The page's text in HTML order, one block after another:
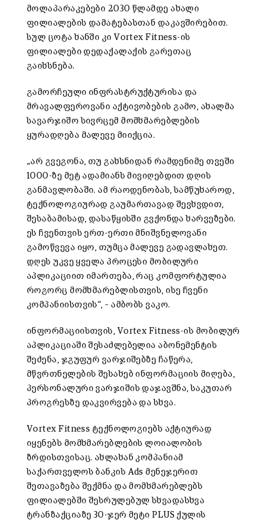
მოლაპარაკებები 2030 წლამდე ახალი
ფილიალების დამატებასთან დაკავშირებით.
სულ ცოტა ხანში კი Vortex Fitness-ის
ფილიალები დედაქალაქის გარეთაც
გაიხსნება.
გამორჩეული ინფრასტრუქტურისა და
მრავალფეროვანი აქტივობების გამო, ახალმა
სავარჯიშო სივრცემ მომხმარებლების
ყურადღება მალევე მიიქცია.
„არ გვეგონა, თუ გახსნიდან რამდენიმე თვეში
1000-ზე მეტ ადამიანს მივიღებდით დღის
განმავლობაში. ამ რაოდენობას, სამწუხაროდ,
ტექნოლოგიურად გაუმართავად შევხვდით,
შესაბამისად, დასაწყისში გვქონდა ხარვეზები.
ეს ჩვენთვის ერთ-ერთი მნიშვნელოვანი
გამოწვევა იყო, თუმცა მალევე გადავლახეთ.
დღეს უკვე ყველა პროცესი მობილური
აპლიკაციით იმართება, რაც კომფორტულია
როგორც მომხმარებლისთვის, ისე ჩვენი
კომპანიისთვის“, – ამბობს ვაკო.
ინფორმაციისთვის, Vortex Fitness-ის მობილურ
აპლიკაციაში შესაძლებელია აბონემენტის
შეძენა, ჯგუფურ ვარჯიშებზე ჩაწერა,
მწვრთნელების შესახებ ინფორმაციის მიღება,
პერსონალური ვარჯიშის დაჯავშნა, საკუთარ
პროგრესზე დაკვირვება და სხვა.
Vortex Fitness ტექნოლოგიებს აქტიურად
იყენებს მომხმარებლების ლოიალობის
ზრდისთვისაც. ახლახან კომპანიამ
საქართველოს ბანკის Ads მენეჯერით
შეთავაზება შექმნა და მომხმარებლებს
ფილიალებში შესრულებულ სხვადასხვა
ტრანზაქციაზე 30-ჯერ მეტი PLUS ქულის